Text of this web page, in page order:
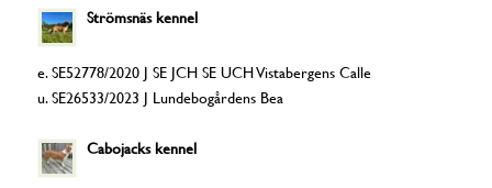
Strömsnäs kennel
e. SE52778/2020 J SE JCH SE UCH Vistabergens Calle
u. SE26533/2023 J Lundebogårdens Bea
Cabojacks kennel